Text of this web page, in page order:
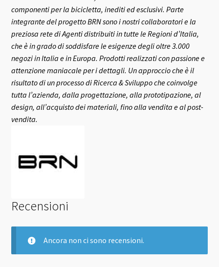
componenti per la bicicletta, inediti ed esclusivi. Parte
integrante del progetto BRN sono i nostri collaboratori e la
preziosa rete di Agenti distribuiti in tutte le Regioni d’Italia,
che è in grado di soddisfare le esigenze degli oltre 3.000
negozi in Italia e in Europa. Prodotti realizzati con passione e
attenzione maniacale per i dettagli. Un approccio che è il
risultato di un processo di Ricerca & Sviluppo che coinvolge
tutta l’azienda, dalla progettazione, alla prototipazione, al
design, all’acquisto dei materiali, fino alla vendita e al post-
vendita.
Recensioni
Ancora non ci sono recensioni.